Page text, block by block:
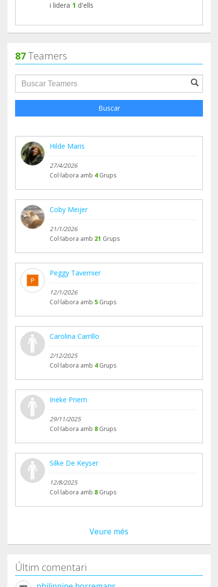
i lidera 1 d'ells
87Teamers
groupProfile.searchForm.search.text???
Buscar
Hilde Maris
27/4/2026
Col·labora amb 4 Grups
Coby Meijer
21/1/2026
Col·labora amb 21 Grups
Peggy Tavernier
12/1/2026
Col·labora amb 5 Grups
Carolina Carrillo
2/12/2025
Col·labora amb 4 Grups
Ineke Priem
29/11/2025
Col·labora amb 8 Grups
Silke De Keyser
12/8/2025
Col·labora amb 8 Grups
Veure més
Últim comentari